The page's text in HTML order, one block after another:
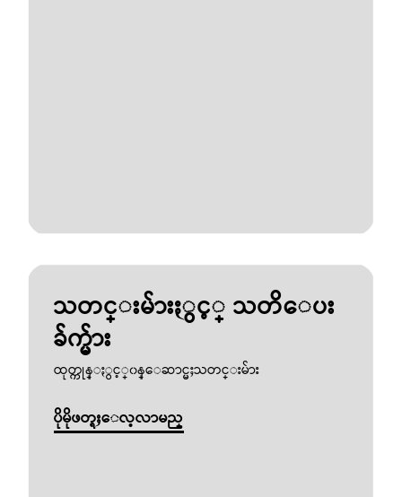
သတင္းမ်ားႏွင့္ သတိေပး
ခ်က္မ်ား
ထုတ္ကုန္ႏွင့္၀န္ေဆာင္မႈသတင္းမ်ား
ပိုမိုဖတ္ရႈေလ့လာမည္